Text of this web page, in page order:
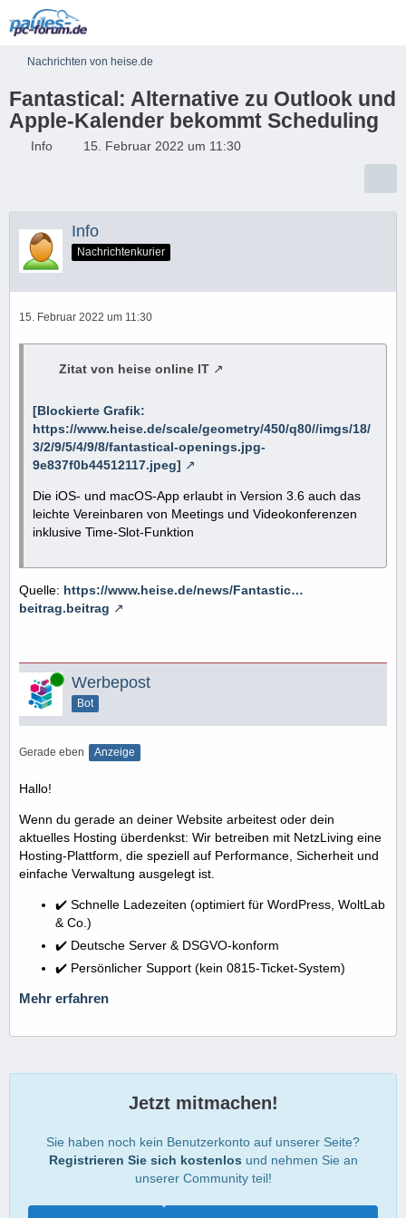
Nachrichten von heise.de
Fantastical: Alternative zu Outlook und
Apple-Kalender bekommt Scheduling
Info 15. Februar 2022 um 11:30
Info
Nachrichtenkurier
15. Februar 2022 um 11:30
Zitat von heise online IT
[Blockierte Grafik:
https://www.heise.de/scale/geometry/450/q80//imgs/18/
3/2/9/5/4/9/8/fantastical-openings.jpg-
9e837f0b44512117.jpeg]
Die iOS- und macOS-App erlaubt in Version 3.6 auch das
leichte Vereinbaren von Meetings und Videokonferenzen
inklusive Time-Slot-Funktion
Quelle: https://www.heise.de/news/Fantastic…
beitrag.beitrag
Online Werbepost
Bot
Gerade eben Anzeige
Hallo!
Wenn du gerade an deiner Website arbeitest oder dein
aktuelles Hosting überdenkst: Wir betreiben mit NetzLiving eine
Hosting-Plattform, die speziell auf Performance, Sicherheit und
einfache Verwaltung ausgelegt ist.
✔️ Schnelle Ladezeiten (optimiert für WordPress, WoltLab
& Co.)
✔️ Deutsche Server & DSGVO-konform
✔️ Persönlicher Support (kein 0815-Ticket-System)
Mehr erfahren
Jetzt mitmachen!
Sie haben noch kein Benutzerkonto auf unserer Seite?
Registrieren Sie sich kostenlos und nehmen Sie an
unserer Community teil!